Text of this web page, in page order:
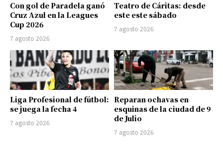
Con gol de Paradela ganó
Cruz Azul en la Leagues
Cup 2026
7 agosto 2026
Teatro de Cáritas: desde
este este sábado
7 agosto 2026
Liga Profesional de fútbol:
se juega la fecha 4
7 agosto 2026
Reparan ochavas en
esquinas de la ciudad de 9
de Julio
7 agosto 2026